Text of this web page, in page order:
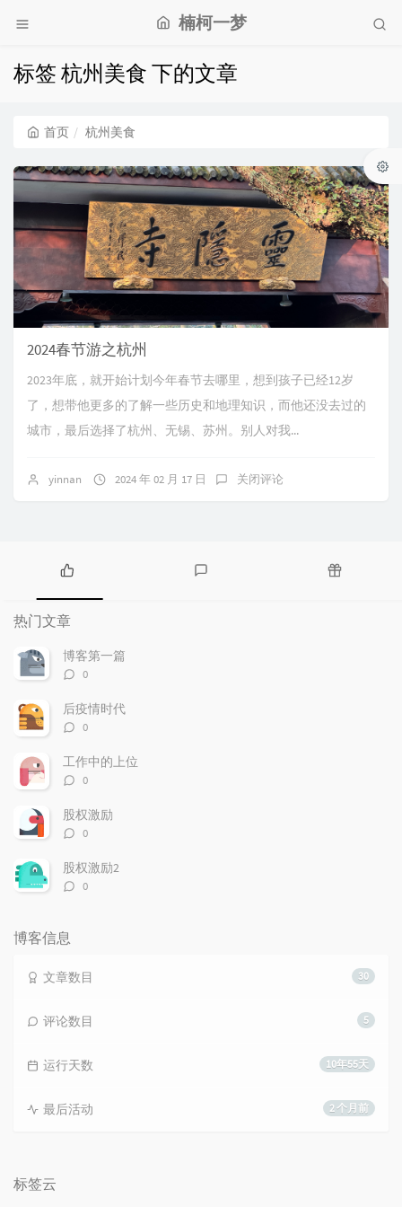
楠柯一梦
标签 杭州美食 下的文章
首页 杭州美食
2024春节游之杭州
2023年底，就开始计划今年春节去哪里，想到孩子已经12岁
了，想带他更多的了解一些历史和地理知识，而他还没去过的
城市，最后选择了杭州、无锡、苏州。别人对我...
yinnan 2024 年 02 月 17 日 关闭评论
热
门
文
章
热门文章
博客第一篇
评
数：
0
后疫情时代
评
数：
0
工作中的上位
评
数：
0
股权激励
评
数：
0
股权激励2
评
0
博客信息
30
文章数目
5
评论数目
10年55天
运行天数
2 个月前
最后活动
标签云